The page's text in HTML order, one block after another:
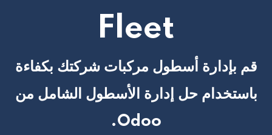
Fleet
قم بإدارة أسطول مركبات شركتك بكفاءة
باستخدام حل إدارة الأسطول الشامل من
Odoo.